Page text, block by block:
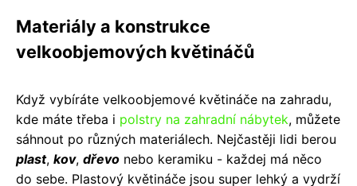
Materiály a konstrukce
velkoobjemových květináčů
Když vybíráte velkoobjemové květináče na zahradu,
kde máte třeba i polstry na zahradní nábytek, můžete
sáhnout po různých materiálech. Nejčastěji lidi berou
plast, kov, dřevo nebo keramiku - každej má něco
do sebe. Plastový květináče jsou super lehký a vydrží